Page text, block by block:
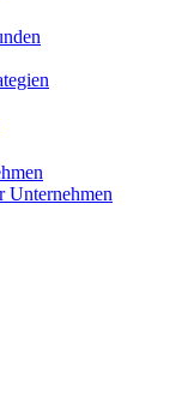
Unternehmen